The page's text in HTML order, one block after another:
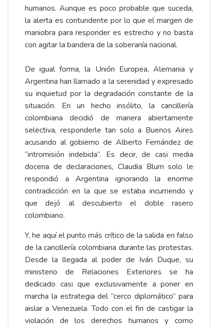
humanos. Aunque es poco probable que suceda,
la alerta es contundente por lo que el margen de
maniobra para responder es estrecho y no basta
con agitar la bandera de la soberanía nacional.
De igual forma, la Unión Europea, Alemania y
Argentina han llamado a la serenidad y expresado
su inquietud por la degradación constante de la
situación. En un hecho insólito, la cancillería
colombiana decidió de manera abiertamente
selectiva, responderle tan solo a Buenos Aires
acusando al gobierno de Alberto Fernández de
“intromisión indebida”. Es decir, de casi media
docena de declaraciones, Claudia Blum solo le
respondió a Argentina ignorando la enorme
contradicción en la que se estaba incurriendo y
que dejó al descubierto el doble rasero
colombiano.
Y, he aquí el punto más crítico de la salida en falso
de la cancillería colombiana durante las protestas.
Desde la llegada al poder de Iván Duque, su
ministerio de Relaciones Exteriores se ha
dedicado casi que exclusivamente a poner en
marcha la estrategia del “cerco diplomático” para
aislar a Venezuela. Todo con el fin de castigar la
violación de los derechos humanos y como